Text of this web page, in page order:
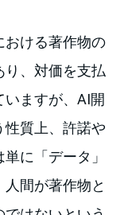
おける著作物の
り、対価を支払
いますが、AI開
性質上、許諾や
に「データ」
間が著作物と